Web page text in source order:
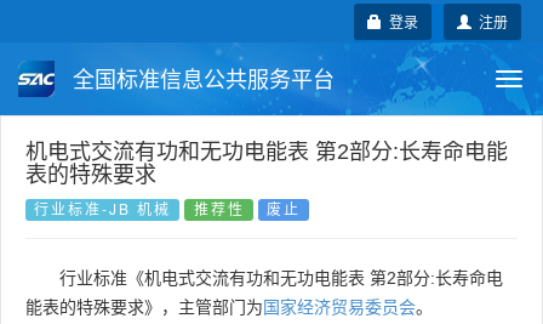
注册
登录
全国标准信息公共服务平台
国家标准 行业标准 地方标准
团体标准 企业标准
国外标准 技术委员会
机电式交流有功和无功电能表 第2部分:长寿命电能
表的特殊要求
行业标准-JB 机械 推荐性 废止
行业标准《机电式交流有功和无功电能表 第2部分:长寿命电
能表的特殊要求》，主管部门为国家经济贸易委员会。